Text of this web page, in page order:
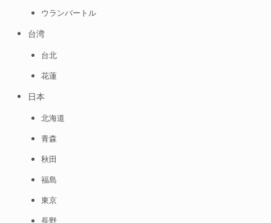
ウランバートル
台湾
台北
花蓮
日本
北海道
青森
秋田
福島
東京
長野